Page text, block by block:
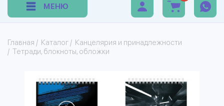
МЕНЮ
Главная / Каталог / Канцелярия и принадлежности
/ Тетради, блокноты, обложки